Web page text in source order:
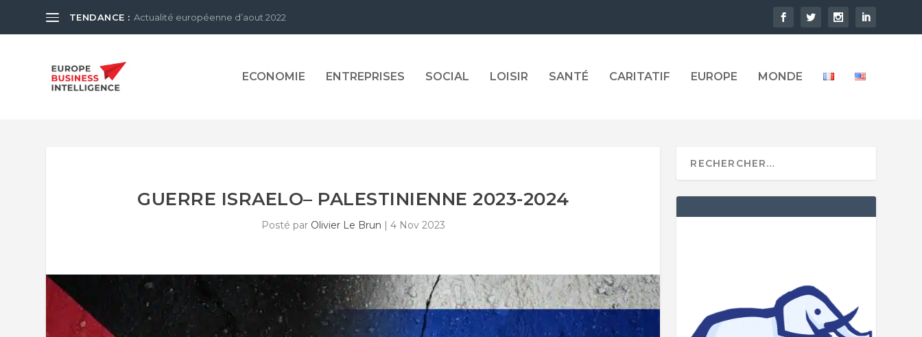
TENDANCE : Actualité européenne d’aout 2022
ECONOMIE ENTREPRISES SOCIAL LOISIR SANTÉ CARITATIF EUROPE MONDE
GUERRE ISRAELO– PALESTINIENNE 2023-2024
Posté par Olivier Le Brun | 4 Nov 2023